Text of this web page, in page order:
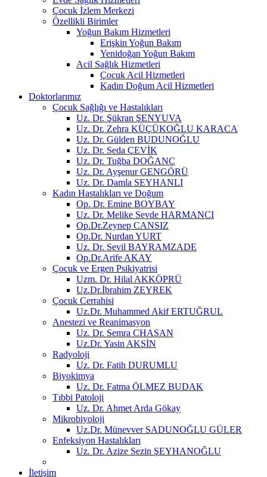
Çocuk İzlem Merkezi
Özellikli Birimler
Yoğun Bakım Hizmetleri
Erişkin Yoğun Bakım
Yenidoğan Yoğun Bakım
Acil Sağlık Hizmetleri
Çocuk Acil Hizmetleri
Kadın Doğum Acil Hizmetleri
Doktorlarımız
Çocuk Sağlığı ve Hastalıkları
Uz. Dr. Şükran ŞENYUVA
Uz. Dr. Zehra KÜÇÜKOĞLU KARACA
Uz. Dr. Gülden BUDUNOĞLU
Uz. Dr. Seda ÇEVİK
Uz. Dr. Tuğba DOĞANÇ
Uz. Dr. Ayşenur GENGÖRÜ
Uz. Dr. Damla SEYHANLI
Kadın Hastalıkları ve Doğum
Op. Dr. Emine BOYBAY
Uz. Dr. Melike Sevde HARMANCI
Op.Dr.Zeynep CANSIZ
Op.Dr. Nurdan YURT
Uz. Dr. Sevil BAYRAMZADE
Op.Dr.Arife AKAY
Çocuk ve Ergen Psikiyatrisi
Uzm. Dr. Hilal AKKÖPRÜ
Uz.Dr.İbrahim ZEYREK
Çocuk Cerrahisi
Uz.Dr. Muhammed Akif ERTUĞRUL
Anestezi ve Reanimasyon
Uz. Dr. Semra CHASAN
Uz.Dr. Yasin AKSİN
Radyoloji
Uz. Dr. Fatih DURUMLU
Biyokimya
Uz. Dr. Fatma ÖLMEZ BUDAK
Tıbbi Patoloji
Uz. Dr. Ahmet Arda Gökay
Mikrobiyoloji
Uz.Dr. Münevver SADUNOĞLU GÜLER
Enfeksiyon Hastalıkları
Uz. Dr. Azize Sezin ŞEYHANOĞLU
İletişim